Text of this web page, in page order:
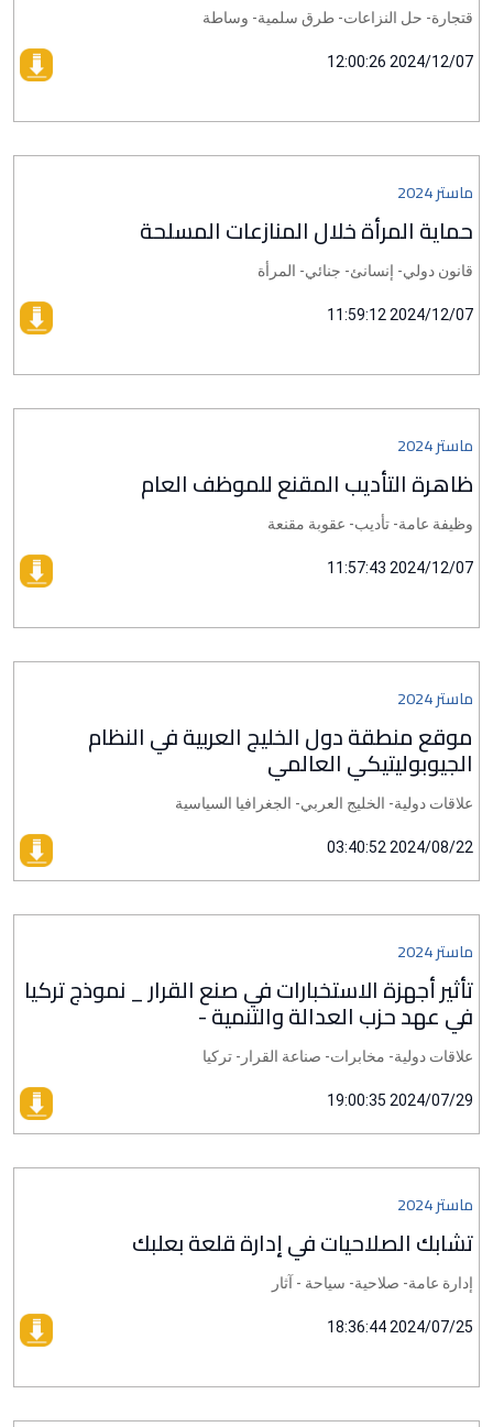
قتجارة- حل النزاعات- طرق سلمية- وساطة
2024/12/07 12:00:26
ماستر 2024
حماية المرأة خلال المنازعات المسلحة
قانون دولي- إنسانئ- جنائي- المرأة
2024/12/07 11:59:12
ماستر 2024
ظاهرة التأديب المقنع للموظف العام
وظيفة عامة- تأديب- عقوبة مقنعة
2024/12/07 11:57:43
ماستر 2024
موقع منطقة دول الخليج العربية في النظام
الجيوبوليتيكي العالمي
علاقات دولية- الخليج العربي- الجغرافيا السياسية
2024/08/22 03:40:52
ماستر 2024
تأثير أجهزة الاستخبارات في صنع القرار _ نموذج تركيا
في عهد حزب العدالة والتنمية -
علاقات دولية- مخابرات- صناعة القرار- تركيا
2024/07/29 19:00:35
ماستر 2024
تشابك الصلاحيات في إدارة قلعة بعلبك
إدارة عامة- صلاحية- سياحة - آثار
2024/07/25 18:36:44